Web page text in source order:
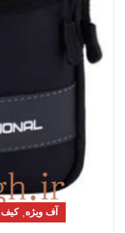
آف ویژه ,کیف